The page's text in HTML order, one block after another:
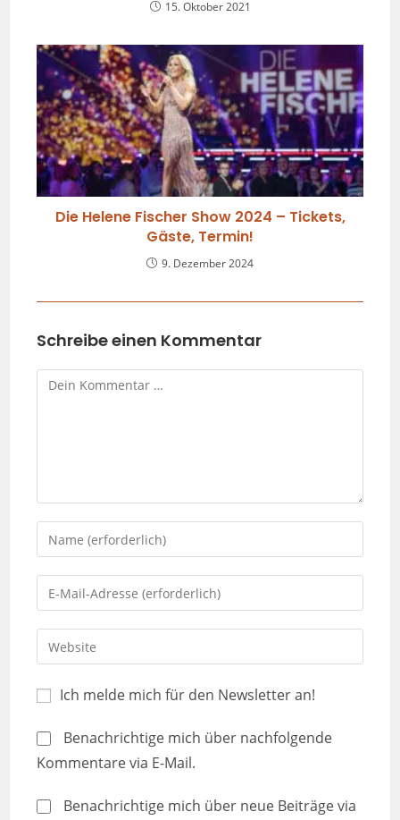
15. Oktober 2021
Die Helene Fischer Show 2024 – Tickets,
Gäste, Termin!
9. Dezember 2024
Schreibe einen Kommentar
Ich melde mich für den Newsletter an!
Benachrichtige mich über nachfolgende
Kommentare via E-Mail.
Benachrichtige mich über neue Beiträge via